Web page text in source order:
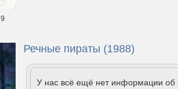
Речные пираты (1988)
У нас всё ещё нет информации